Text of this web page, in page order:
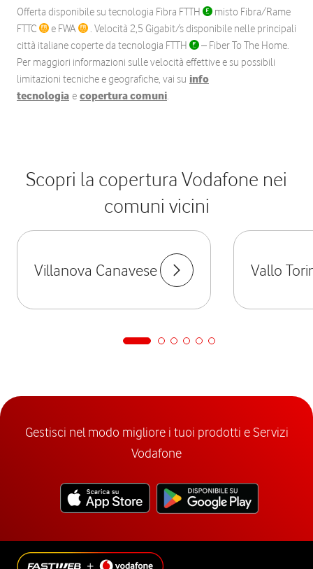
Offerta disponibile su tecnologia Fibra FTTH
misto Fibra/Rame
FTTC
e FWA
. Velocità 2,5 Gigabit/s disponibile nelle principali
città italiane coperte da tecnologia FTTH
– Fiber To The Home.
Per maggiori informazioni sulle velocità effettive e su possibili
limitazioni tecniche e geografiche, vai su info
tecnologia e copertura comuni.
Scopri la copertura Vodafone nei
comuni vicini
Villanova Canavese Vallo
Gestisci nel modo migliore i tuoi prodotti e Servizi
Vodafone